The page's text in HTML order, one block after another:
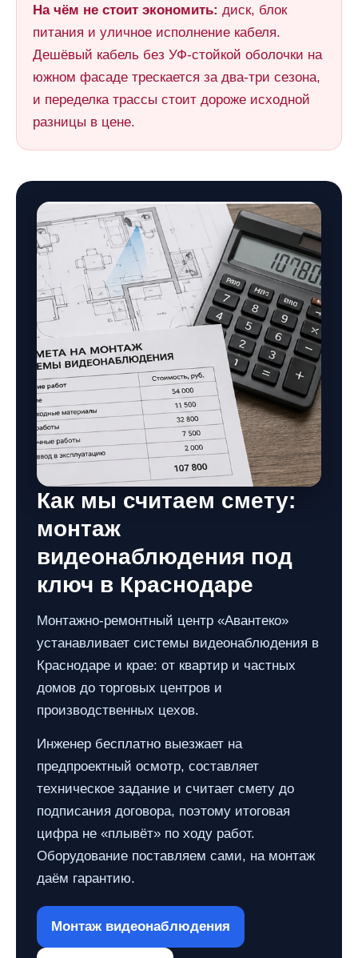
На чём не стоит экономить: диск, блок
питания и уличное исполнение кабеля.
Дешёвый кабель без УФ-стойкой оболочки на
южном фасаде трескается за два-три сезона,
и переделка трассы стоит дороже исходной
разницы в цене.
Как мы считаем смету:
монтаж
видеонаблюдения под
ключ в Краснодаре
Монтажно-ремонтный центр «Авантеко»
устанавливает системы видеонаблюдения в
Краснодаре и крае: от квартир и частных
домов до торговых центров и
производственных цехов.
Инженер бесплатно выезжает на
предпроектный осмотр, составляет
техническое задание и считает смету до
подписания договора, поэтому итоговая
цифра не «плывёт» по ходу работ.
Оборудование поставляем сами, на монтаж
даём гарантию.
Монтаж видеонаблюдения